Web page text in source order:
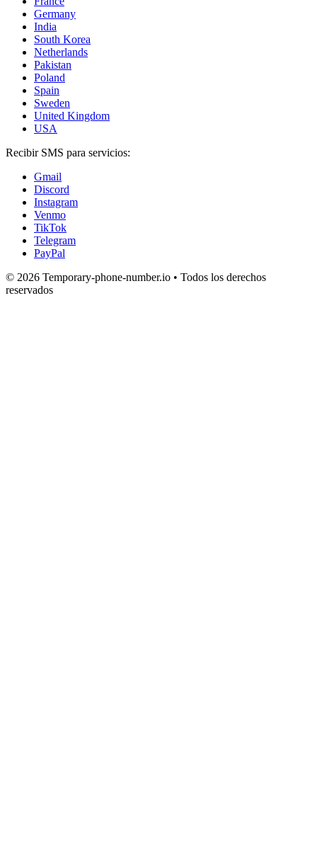
Germany
India
South Korea
Netherlands
Pakistan
Poland
Spain
Sweden
United Kingdom
USA
Recibir SMS para servicios:
Gmail
Discord
Instagram
Venmo
TikTok
Telegram
PayPal
© 2026 Temporary-phone-number.io • Todos los derechos
reservados